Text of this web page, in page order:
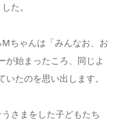
た。
ちゃんは「みんなお、お
が始まったころ、同じよ
たのを思い出します。
さまをした子どもたち